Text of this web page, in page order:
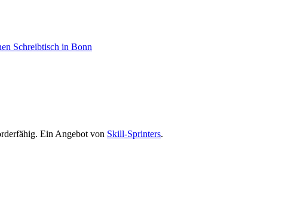
Ein Angebot von Skill-Sprinters.